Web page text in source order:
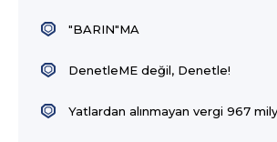
"BARIN"MA
DenetleME değil, Denetle!
Yatlardan alınmayan vergi 967